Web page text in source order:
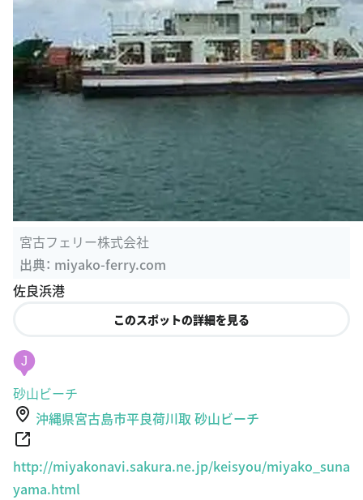
宮古フェリー株式会社
出典： miyako-ferry.com
佐良浜港
このスポットの詳細を見る
J
砂山ビーチ
沖縄県宮古島市平良荷川取 砂山ビーチ
http://miyakonavi.sakura.ne.jp/keisyou/miyako_suna
yama.html